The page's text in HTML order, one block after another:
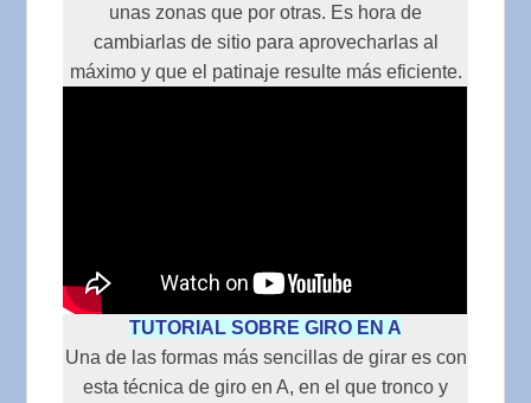
unas zonas que por otras. Es hora de
cambiarlas de sitio para aprovecharlas al
máximo y que el patinaje resulte más eficiente.
TUTORIAL SOBRE GIRO EN A
Una de las formas más sencillas de girar es con
esta técnica de giro en A, en el que tronco y